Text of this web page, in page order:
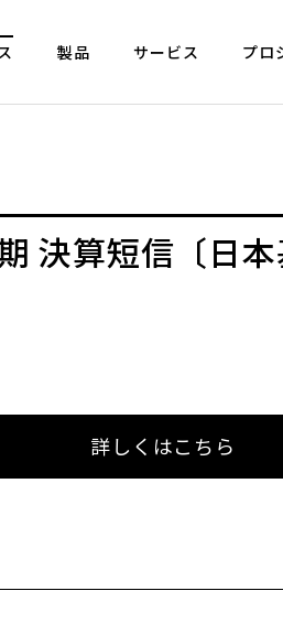
製品 サービス プロ
決算短信〔日
詳しくはこちら